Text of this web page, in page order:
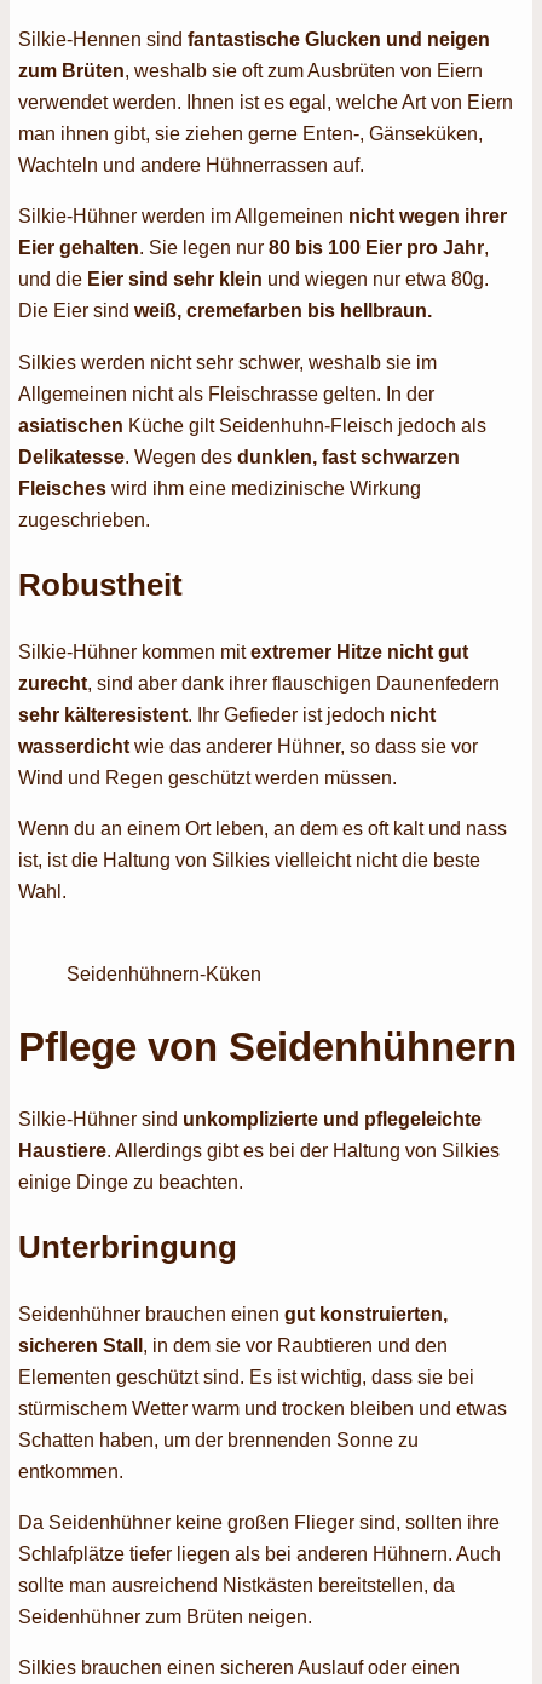
Silkie-Hennen sind fantastische Glucken und neigen
zum Brüten, weshalb sie oft zum Ausbrüten von Eiern
verwendet werden. Ihnen ist es egal, welche Art von Eiern
man ihnen gibt, sie ziehen gerne Enten-, Gänseküken,
Wachteln und andere Hühnerrassen auf.
Silkie-Hühner werden im Allgemeinen nicht wegen ihrer
Eier gehalten. Sie legen nur80 bis 100 Eier pro Jahr,
und die Eier sind sehr klein und wiegen nur etwa 80g.
Die Eier sindweiß, cremefarben bis hellbraun.
Silkies werden nicht sehr schwer, weshalb sie im
Allgemeinen nicht als Fleischrasse gelten. In der
asiatischen Küche gilt Seidenhuhn-Fleisch jedoch als
Delikatesse. Wegen desdunklen, fast schwarzen
Fleisches wird ihm eine medizinische Wirkung
zugeschrieben.
Robustheit
Silkie-Hühner kommen mitextremer Hitze nicht gut
zurecht, sind aber dank ihrer flauschigen Daunenfedern
sehr kälteresistent. Ihr Gefieder ist jedoch nicht
wasserdicht wie das anderer Hühner, so dass sie vor
Wind und Regen geschützt werden müssen.
Wenn du an einem Ort leben, an dem es oft kalt und nass
ist, ist die Haltung von Silkies vielleicht nicht die beste
Wahl.
Seidenhühnern-Küken
Pflege von Seidenhühnern
Silkie-Hühner sind unkomplizierte und pflegeleichte
Haustiere. Allerdings gibt es bei der Haltung von Silkies
einige Dinge zu beachten.
Unterbringung
Seidenhühner brauchen einengut konstruierten,
sicheren Stall, in dem sie vor Raubtieren und den
Elementen geschützt sind. Es ist wichtig, dass sie bei
stürmischem Wetter warm und trocken bleiben und etwas
Schatten haben, um der brennenden Sonne zu
entkommen.
Da Seidenhühner keine großen Flieger sind, sollten ihre
Schlafplätze tiefer liegen als bei anderen Hühnern. Auch
sollte man ausreichend Nistkästen bereitstellen, da
Seidenhühner zum Brüten neigen.
Silkies brauchen einen sicheren Auslauf oder einen